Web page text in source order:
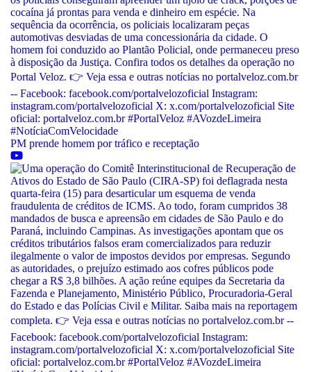
PM prende homem por tráfico e receptação